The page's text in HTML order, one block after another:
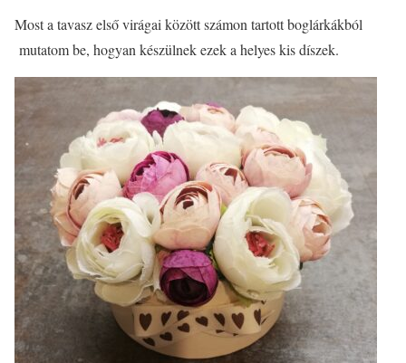
Most a tavasz első virágai között számon tartott boglárkákból
mutatom be, hogyan készülnek ezek a helyes kis díszek.